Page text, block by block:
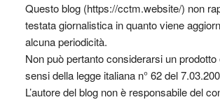
Questo blog (https://cctm.website/) non
testata giornalistica in quanto viene
alcuna periodicità.
Non può pertanto considerarsi un prodotto
sensi della legge italiana n° 62 del
L’autore del blog non è responsabile del